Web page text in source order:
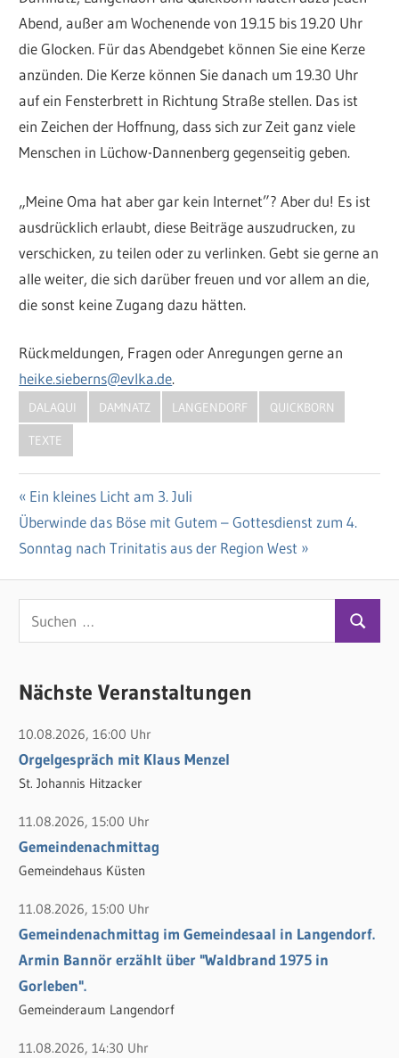
Abend, außer am Wochenende von 19.15 bis 19.20 Uhr
die Glocken. Für das Abendgebet können Sie eine Kerze
anzünden. Die Kerze können Sie danach um 19.30 Uhr
auf ein Fensterbrett in Richtung Straße stellen. Das ist
ein Zeichen der Hoffnung, dass sich zur Zeit ganz viele
Menschen in Lüchow-Dannenberg gegenseitig geben.
„Meine Oma hat aber gar kein Internet”? Aber du! Es ist
ausdrücklich erlaubt, diese Beiträge auszudrucken, zu
verschicken, zu teilen oder zu verlinken. Gebt sie gerne an
alle weiter, die sich darüber freuen und vor allem an die,
die sonst keine Zugang dazu hätten.
Rückmeldungen, Fragen oder Anregungen gerne an
heike.sieberns@evlka.de.
DALAQUI DAMNATZ LANGENDORF QUICKBORN
TEXTE
Beitragsnavigation
Vorheriger
Beitrag:
Ein kleines Licht am 3. Juli
Nächster
Beitrag:
Überwinde das Böse mit Gutem – Gottesdienst zum 4.
Sonntag nach Trinitatis aus der Region West
u
h
n
n
a
c
h
:
Nächste Veranstaltungen
10.08.2026, 16:00 Uhr
Orgelgespräch mit Klaus Menzel
St. Johannis Hitzacker
11.08.2026, 15:00 Uhr
Gemeindenachmittag
Gemeindehaus Küsten
11.08.2026, 15:00 Uhr
Gemeindenachmittag im Gemeindesaal in Langendorf.
Armin Bannör erzählt über "Waldbrand 1975 in
Gorleben".
Gemeinderaum Langendorf
11.08.2026, 14:30 Uhr